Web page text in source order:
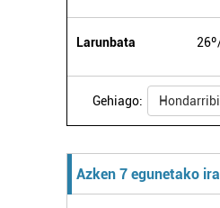
Bazkide batzuek ez dizute
interes komertzial legitimoetan
bazkideen zerrenda, beren
duten interes legitimoa eta
Lortu zure datu pertsonalak
Larunbata 26º
Gehiago:
Azken 7 egunetako